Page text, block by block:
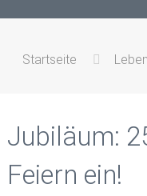
Startseite
Jubiläum:
Feiern ein!